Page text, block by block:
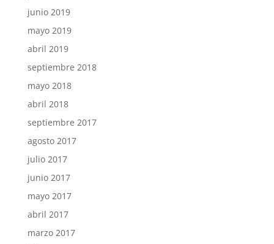
junio 2019
mayo 2019
abril 2019
septiembre 2018
mayo 2018
abril 2018
septiembre 2017
agosto 2017
julio 2017
junio 2017
mayo 2017
abril 2017
marzo 2017